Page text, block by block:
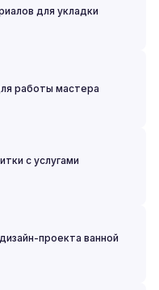
для укладки
работы мастера
с услугами
проекта ванной